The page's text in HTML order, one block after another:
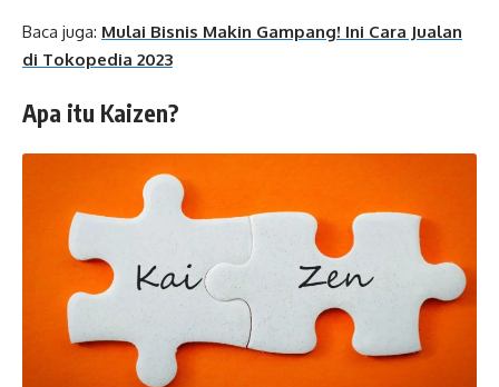
Baca juga: Mulai Bisnis Makin Gampang! Ini Cara Jualan
di Tokopedia 2023
Apa itu Kaizen?